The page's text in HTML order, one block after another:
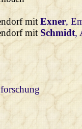
mitExner,
mit Schmidt,